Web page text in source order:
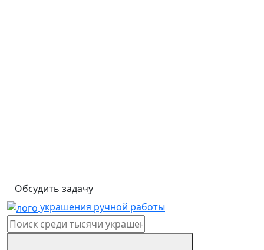
Обсудить задачу
украшения ручной работы